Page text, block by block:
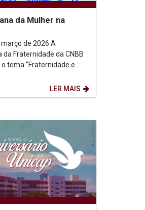
da Mulher na
de 2026 A
da Fraternidade da CNBB
tema “Fraternidade e
LER MAIS